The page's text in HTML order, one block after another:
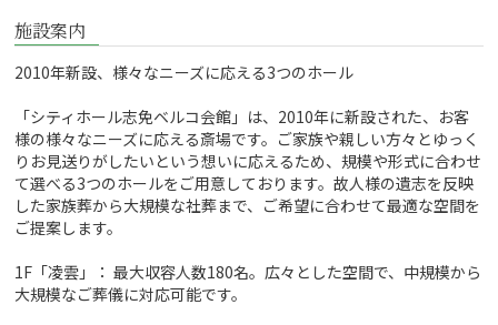
施設案内
2010年新設、様々なニーズに応える3つのホール
「シティホール志免ベルコ会館」は、2010年に新設された、お客
様の様々なニーズに応える斎場です。ご家族や親しい方々とゆっく
りお見送りがしたいという想いに応えるため、規模や形式に合わせ
て選べる3つのホールをご用意しております。故人様の遺志を反映
した家族葬から大規模な社葬まで、ご希望に合わせて最適な空間を
ご提案します。
1F「凌雲」： 最大収容人数180名。広々とした空間で、中規模から
大規模なご葬儀に対応可能です。